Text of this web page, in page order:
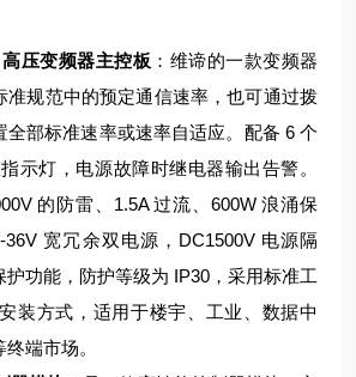
压变频器主控板 ：维谛的一款变频器
准规范中的预定通信速率，也可通过拨
全部标准速率或速率自适应。配备 6 个
示灯，电源故障时继电器输出告警。
的防雷、1.5A 过流、600W 浪涌保
宽冗余双电源，DC1500V 电源隔
护功能，防护等级为 IP30，采用标准工
装方式，适用于楼宇、工业、数据中
端市场。